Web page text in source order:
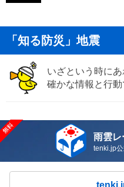
「知る防災」地震
いざという時に
確かな情報と行
雨雲レ
tenki.jp